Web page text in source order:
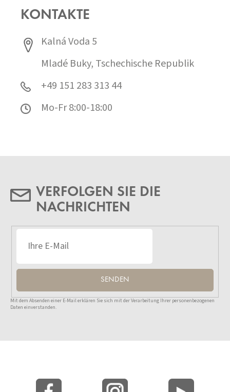
KONTAKTE
Kalná Voda 5
Mladé Buky, Tschechische Republik
+49 151 283 313 44
Mo-Fr 8:00-18:00
VERFOLGEN SIE DIE
NACHRICHTEN
SENDEN
Mit dem Absenden einer E-Mail erklären Sie sich mit der Verarbeitung Ihrer personenbezogenen
Daten einverstanden.